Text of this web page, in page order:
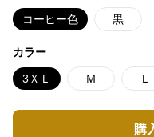
コーヒー色 黒
カラー
3ＸＬ Ｍ Ｌ
購